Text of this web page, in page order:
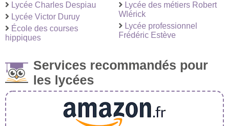
Lycée Charles Despiau
Lycée Victor Duruy
École des courses
hippiques
Lycée des métiers Robert
Wlérick
Lycée professionnel
Frédéric Estève
Services recommandés pour
les lycées